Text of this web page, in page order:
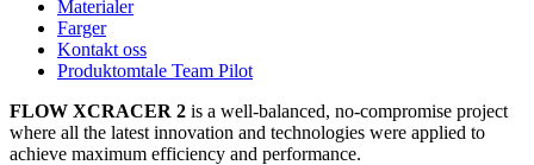
Materialer
Farger
Kontakt oss
Produktomtale Team Pilot
FLOW XCRACER 2 is a well-balanced, no-compromise project
where all the latest innovation and technologies were applied to
achieve maximum efficiency and performance.